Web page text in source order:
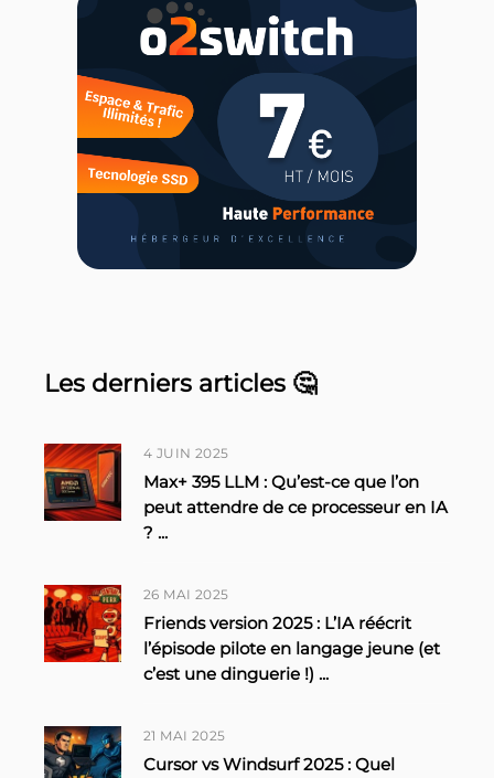
Les derniers articles 🤔
4 JUIN 2025
Max+ 395 LLM : Qu’est-ce que l’on
peut attendre de ce processeur en IA
? ...
26 MAI 2025
Friends version 2025 : L’IA réécrit
l’épisode pilote en langage jeune (et
c’est une dinguerie !) ...
21 MAI 2025
Cursor vs Windsurf 2025 : Quel